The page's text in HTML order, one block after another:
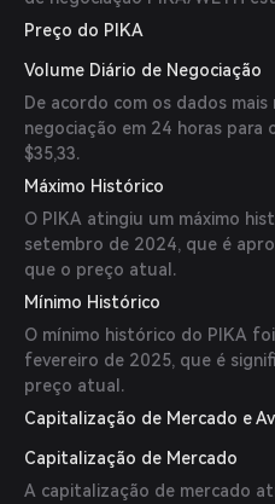
Preço do PIKA
Volume Diário de Negociação
De acordo com os dados
negociação em 24 horas para
$35,33.
Máximo Histórico
O PIKA atingiu um máximo
setembro de 2024, que é
que o preço atual.
Mínimo Histórico
O mínimo histórico do PIKA
fevereiro de 2025, que é
preço atual.
Capitalização de Mercado e
Capitalização de Mercado
A capitalização de mercado